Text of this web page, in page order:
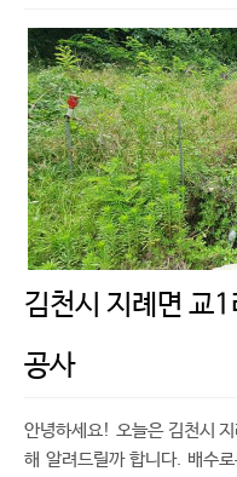
김천시 지례면 교1
공사
안녕하세요! 오늘은 김천시
해 알려드릴까 합니다. 배수